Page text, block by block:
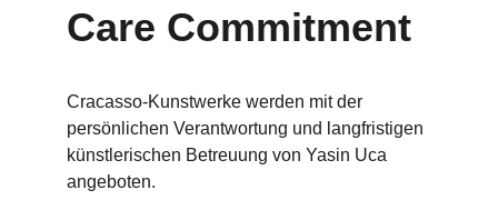
Care Commitment
Cracasso-Kunstwerke werden mit der
persönlichen Verantwortung und langfristigen
künstlerischen Betreuung von Yasin Uca
angeboten.